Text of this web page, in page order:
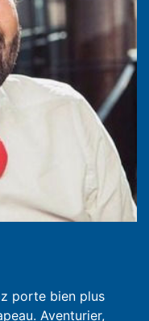
porte bien plus
Aventurier,